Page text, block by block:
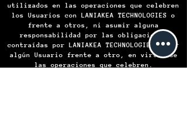
utilizados en las operaciones que celebren
los Usuarios con LANIAKEA TECHNOLOGIES o
frente a otros, ni asumir alguna
responsabilidad por las obligaciones
contraídas por LANIAKEA TECHNOLOGIES o por
algún Usuario frente a otro, en virtud de
las operaciones que celebren.